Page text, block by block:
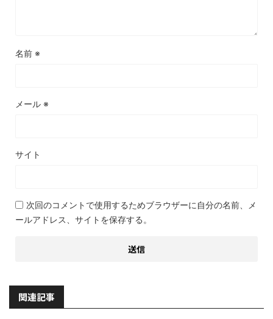
名前 ※
メール ※
サイト
次回のコメントで使用するためブラウザーに自分の名前、メ
ールアドレス、サイトを保存する。
関連記事